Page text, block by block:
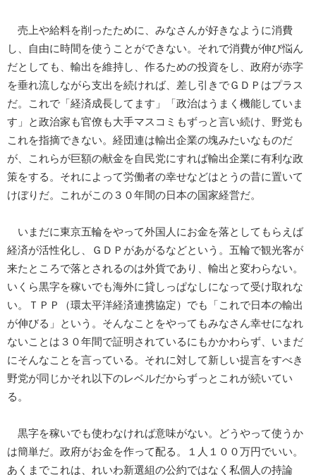
売上や給料を削ったために、みなさんが好きなように消費
し、自由に時間を使うことができない。それで消費が伸び悩ん
だとしても、輸出を維持し、作るための投資をし、政府が赤字
を垂れ流しながら支出を続ければ、差し引きでＧＤＰはプラス
だ。これで「経済成長してます」「政治はうまく機能していま
す」と政治家も官僚も大手マスコミもずっと言い続け、野党も
これを指摘できない。経団連は輸出企業の塊みたいなものだ
が、これらが巨額の献金を自民党にすれば輸出企業に有利な政
策をする。それによって労働者の幸せなどはとうの昔に置いて
けぼりだ。これがこの３０年間の日本の国家経営だ。
いまだに東京五輪をやって外国人にお金を落としてもらえば
経済が活性化し、ＧＤＰがあがるなどという。五輪で観光客が
来たところで落とされるのは外貨であり、輸出と変わらない。
いくら黒字を稼いでも海外に貸しっぱなしになって受け取れな
い。ＴＰＰ（環太平洋経済連携協定）でも「これで日本の輸出
が伸びる」という。そんなことをやってもみなさん幸せになれ
ないことは３０年間で証明されているにもかかわらず、いまだ
にそんなことを言っている。それに対して新しい提言をすべき
野党が同じかそれ以下のレベルだからずっとこれが続いてい
る。
黒字を稼いでも使わなければ意味がない。どうやって使うか
は簡単だ。政府がお金を作って配る。１人１００万円でいい。
あくまでこれは、れいわ新選組の公約ではなく私個人の持論